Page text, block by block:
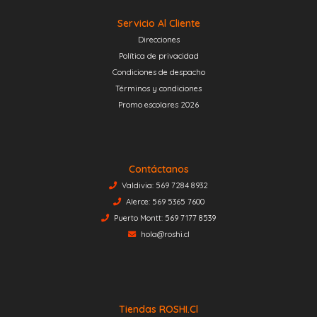
Servicio Al Cliente
Direcciones
Política de privacidad
Condiciones de despacho
Términos y condiciones
Promo escolares 2026
Contáctanos
Valdivia: 569 7284 8932
Alerce: 569 5365 7600
Puerto Montt: 569 7177 8539
hola@roshi.cl
Tiendas ROSHI.cl